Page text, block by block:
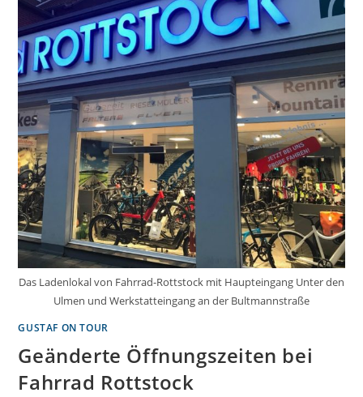
Das Ladenlokal von Fahrrad-Rottstock mit Haupteingang Unter den
Ulmen und Werkstatteingang an der Bultmannstraße
GUSTAF ON TOUR
Geänderte Öffnungszeiten bei
Fahrrad Rottstock